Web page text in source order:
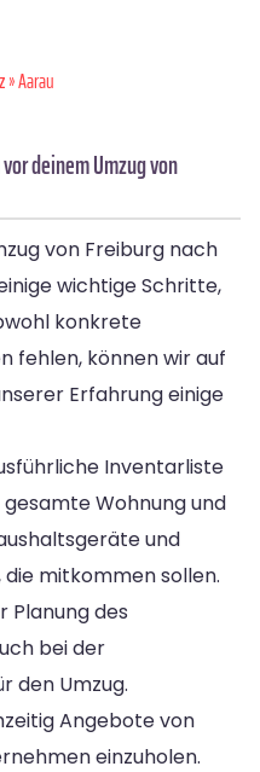
» Aarau
deinem Umzug von
von Freiburg nach
wichtige Schritte,
konkrete
fehlen, können wir auf
Erfahrung einige
Inventarliste
Wohnung und
und
mitkommen sollen.
Planung des
bei der
den Umzug.
Angebote von
einzuholen.